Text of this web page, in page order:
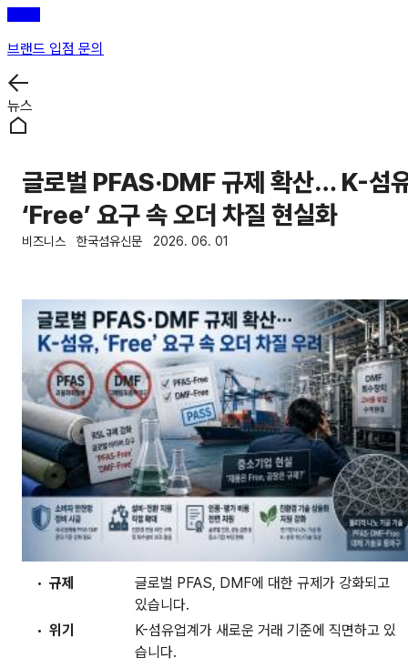
브랜드 입점 문의
뉴스
글로벌 PFAS·DMF 규제 확산… K-섬
‘Free’ 요구 속 오더 차질 현실화
비즈니스 한국섬유신문 2026. 06. 01
규제
글로벌 PFAS, DMF에 대한 규제가 강화되고
있습니다.
위기
K-섬유업계가 새로운 거래 기준에 직면하고 있
습니다.